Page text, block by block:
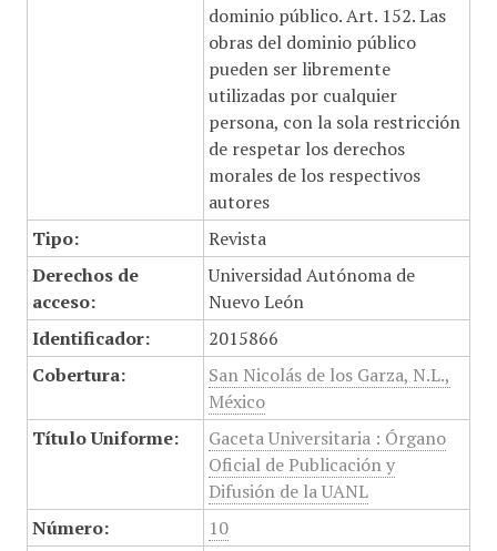
dominio público. Art. 152. Las
obras del dominio público
pueden ser libremente
utilizadas por cualquier
persona, con la sola restricción
de respetar los derechos
morales de los respectivos
autores
Tipo:
Revista
Derechos de
acceso:
Universidad Autónoma de
Nuevo León
Identificador:
2015866
Cobertura:
San Nicolás de los Garza, N.L.,
México
Título Uniforme:
Gaceta Universitaria : Órgano
Oficial de Publicación y
Difusión de la UANL
Número:
10